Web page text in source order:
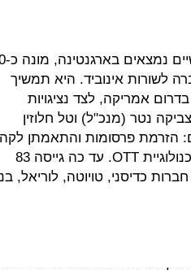
הירולנס, שמקורה
לשורות אינוביד. היא תמשיך
אמריקה, לצד נציגויות
ובמקסיקו. אינוביד הוקמה ב-2007 ע"י צביקה נטר (מנכ"ל) וטל חלוזין
הזרמת פרסומות והתאמתן
יעד וכן פרסום אינטראקטיבי לטלוויזיות חכמות בטכנולוגיית OTT. עד כה גייסה 83
חברות כדיסני, טויוטה, לוריאל,